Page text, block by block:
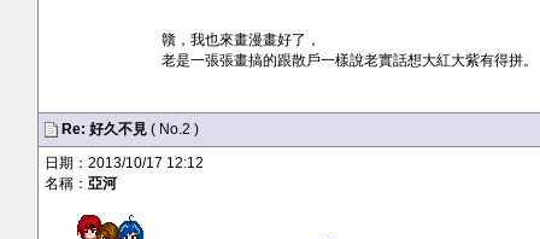
贛，我也來畫漫畫好了，
老是一張張畫搞的跟散戶一樣說老實話想大紅大紫有得拼。
Re: 好久不見 ( No.2 )
日期：2013/10/17 12:12
名稱： 亞河